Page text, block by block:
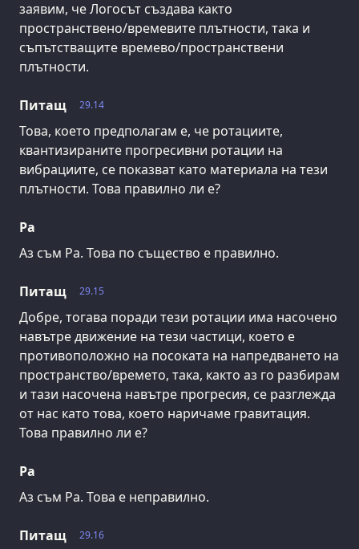
заявим, че Логосът създава както
пространствено/времевите плътности, така и
съпътстващите времево/пространствени
плътности.
29.14
Питащ
Това, което предполагам е, че ротациите,
квантизираните прогресивни ротации на
вибрациите, се показват като материала на тези
плътности. Това правилно ли е?
Ра
Аз съм Ра. Това по същество е правилно.
29.15
Питащ
Добре, тогава поради тези ротации има насочено
навътре движение на тези частици, което е
противоположно на посоката на напредването на
пространство/времето, така, както аз го разбирам
и тази насочена навътре прогресия, се разглежда
от нас като това, което наричаме гравитация.
Това правилно ли е?
Ра
Аз съм Ра. Това е неправилно.
29.16
Питащ